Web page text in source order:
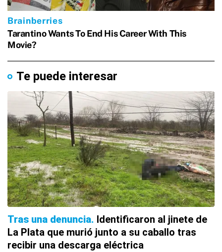
Te puede interesar
Tras una denuncia Identificaron al jinete de
La Plata que murió junto a su caballo tras
recibir una descarga eléctrica